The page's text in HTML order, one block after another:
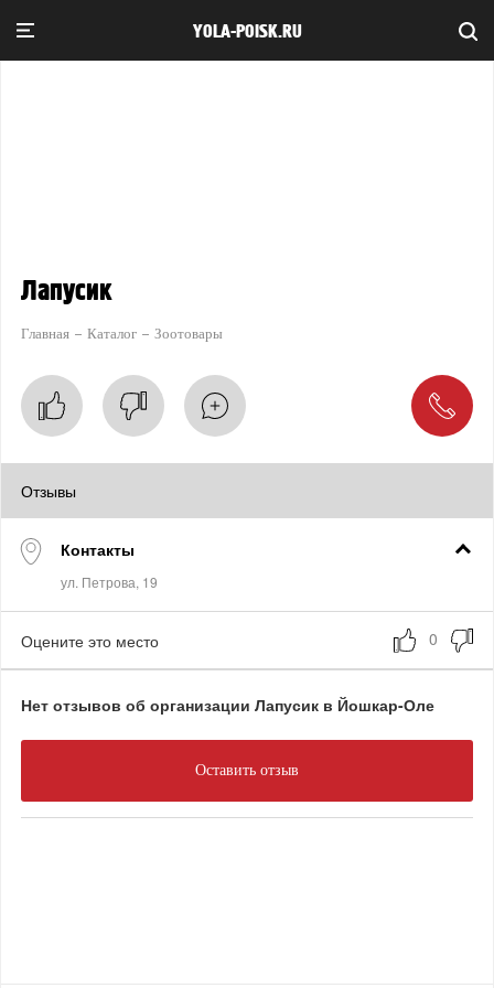
YOLA-POISK.RU
Лапусик
Главная Каталог Зоотовары
Отзывы
Контакты
Оцените это место
Нет отзывов об организации Лапусик в Йошкар-Оле
Оставить отзыв